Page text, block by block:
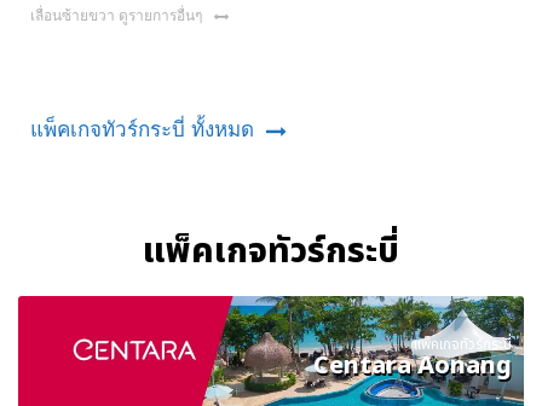
เลื่อนซ้ายขวา ดูรายการอื่นๆ
แพ็คเกจทัวร์กระบี่ ทั้งหมด
แพ็คเกจทัวร์กระบี่
แพ็คเกจทัวร์กระบี่
Centara Aonang